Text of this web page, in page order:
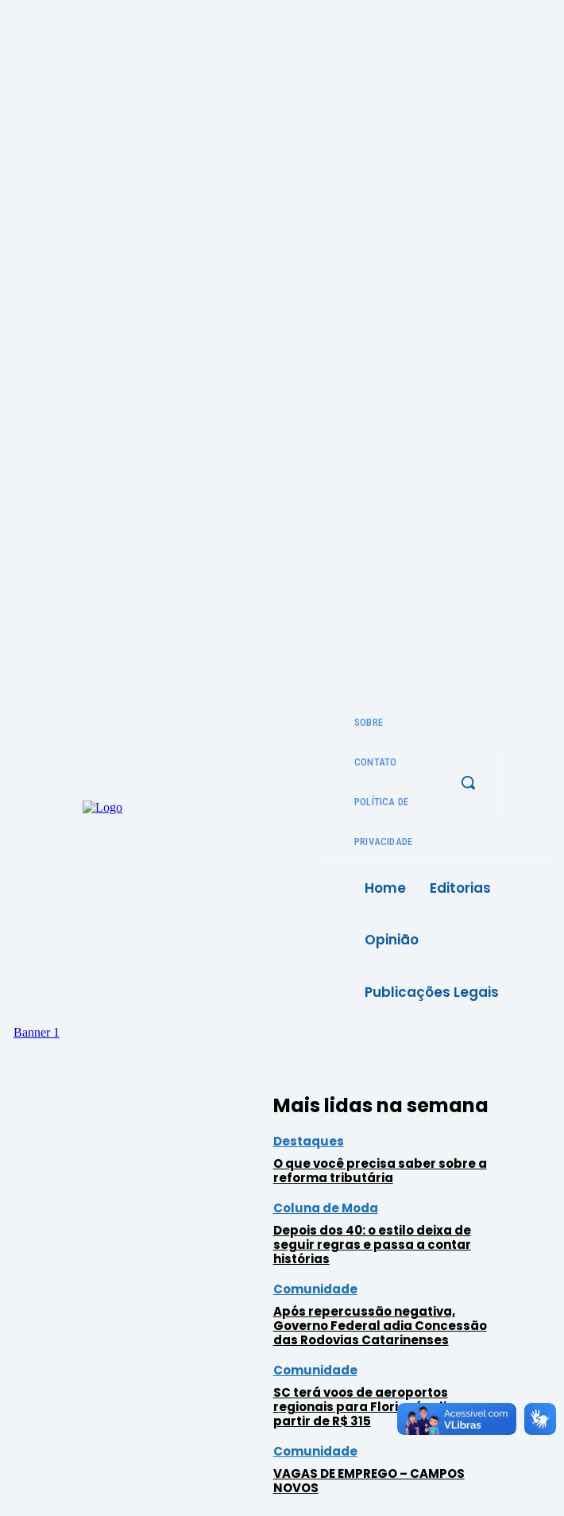
SOBRE
CONTATO
POLÍTICA DE
PRIVACIDADE
Home Editorias
Opinião
Publicações Legais
Mais lidas na semana
Destaques
O que você precisa saber sobre a
reforma tributária
Coluna de Moda
Depois dos 40: o estilo deixa de
seguir regras e passa a contar
histórias
Comunidade
Após repercussão negativa,
Governo Federal adia Concessão
das Rodovias Catarinenses
Comunidade
SC terá voos de aeroportos
regionais para Florianópolis a
partir de R$ 315
Comunidade
VAGAS DE EMPREGO – CAMPOS
NOVOS